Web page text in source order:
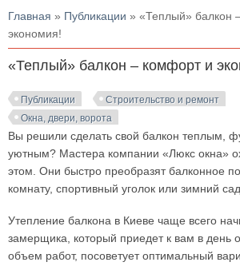
Вы здесь
Главная » Публикации » «Теплый» балкон
экономия!
«Теплый» балкон – комфорт и
Публикации
Строительство и ремонт
Окна, двери, ворота
Вы решили сделать свой балкон теплым,
уютным? Мастера компании «Люкс окна»
этом. Они быстро преобразят балконное
комнату, спортивный уголок или зимний сад.
Утепление балкона в Киеве чаще всего
замерщика, который приедет к вам в день
объем работ, посоветует оптимальный